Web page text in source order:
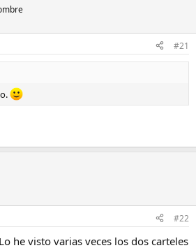
#21
#22
he visto varias veces los dos carteles